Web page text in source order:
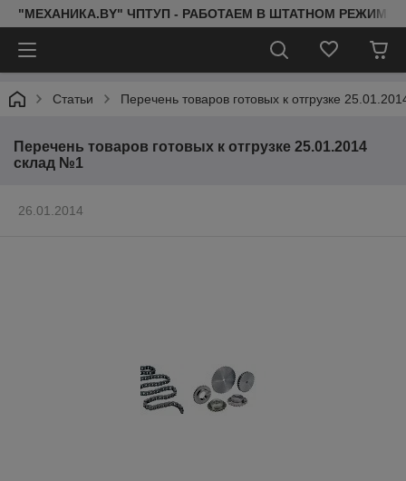
"МЕХАНИКА.BY" ЧПТУП - РАБОТАЕМ В ШТАТНОМ РЕЖИМЕ
Статьи Перечень товаров готовых к отгрузке
Перечень товаров готовых к отгрузке 25.01.2014
склад №1
26.01.2014